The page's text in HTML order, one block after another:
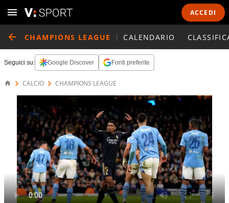
ACCEDI
CHAMPIONS LEAGUE CALENDARIO
Seguici su: Google Discover Fonti preferite
CALCIO CHAMPIONS LEAGUE